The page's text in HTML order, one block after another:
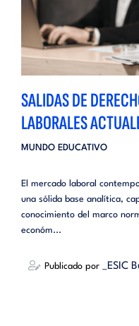
SALIDAS DE
LABORALES
MUNDO EDUCATIVO
El mercado laboral
una sólida base analítica,
conocimiento del marco
económ...
Publicado por _ESIC